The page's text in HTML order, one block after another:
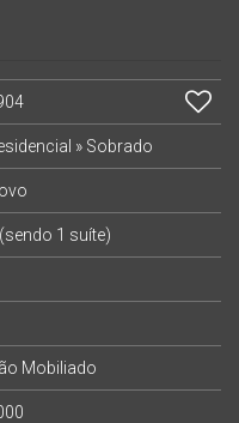
» Sobrado
1 suíte)
Mobiliado